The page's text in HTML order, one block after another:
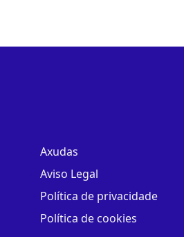
Axudas
Aviso Legal
Política de privacidade
Política de cookies